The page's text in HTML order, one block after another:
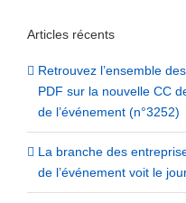
Articles récents
Retrouvez l’ensemble
PDF sur la nouvelle CC
de l’événement (n°3252)
La branche des
de l’événement voit le